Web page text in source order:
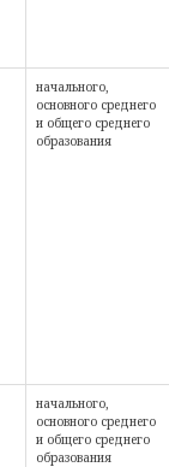
начального,
основного среднего
и общего среднего
образования
начального,
основного среднего
и общего среднего
образования